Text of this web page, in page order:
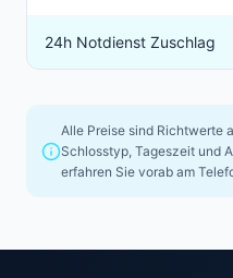
24h Notdienst Zuschlag
Alle Preise sind Richtwerte
Schlosstyp, Tageszeit und
erfahren Sie vorab am